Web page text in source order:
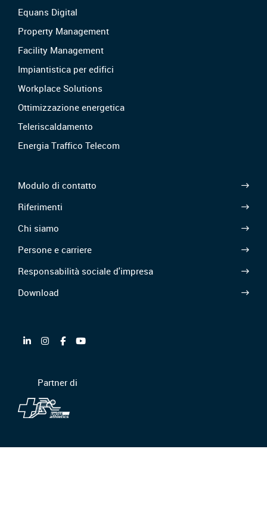
Equans Digital
Property Management
Facility Management
Impiantistica per edifici
Workplace Solutions
Ottimizzazione energetica
Teleriscaldamento
Energia Traffico Telecom
Modulo di contatto
Riferimenti
Chi siamo
Persone e carriere
Responsabilità sociale d'impresa
Download
Partner di